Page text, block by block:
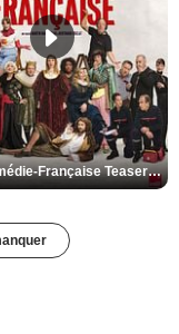
De la Comédie-Française Teaser VF